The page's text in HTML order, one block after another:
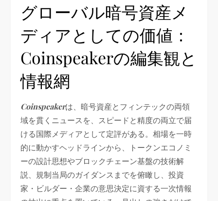
グローバル暗号資産メ
ディアとしての価値：
Coinspeakerの編集観と
情報網
Coinspeakerは、暗号資産とフィンテックの両領
域を貫くニュースを、スピードと精度の両立で届
ける国際メディアとして定評がある。相場を一時
的に動かすヘッドラインから、トークンエコノミ
ーの設計思想やブロックチェーン基盤の技術解
説、規制当局のガイダンスまでを俯瞰し、投資
家・ビルダー・企業の意思決定に資する一次情報